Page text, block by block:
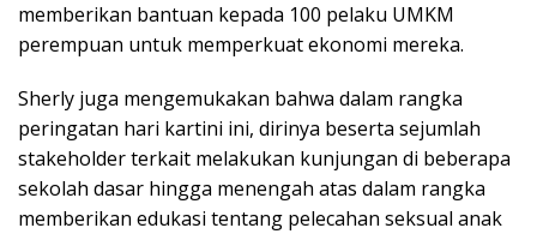
memberikan bantuan kepada 100 pelaku UMKM
perempuan untuk memperkuat ekonomi mereka.
Sherly juga mengemukakan bahwa dalam rangka
peringatan hari kartini ini, dirinya beserta sejumlah
stakeholder terkait melakukan kunjungan di beberapa
sekolah dasar hingga menengah atas dalam rangka
memberikan edukasi tentang pelecahan seksual anak